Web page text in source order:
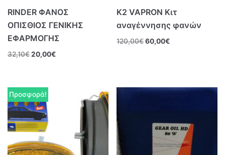
RINDER ΦΑΝΟΣ
ΟΠΙΣΘΙΟΣ ΓΕΝΙΚΗΣ
ΕΦΑΡΜΟΓΗΣ
32,10€20,00€
K2 VAPRON Kιτ
αναγέννησης φανών
120,00€60,00€
Προσφορά!